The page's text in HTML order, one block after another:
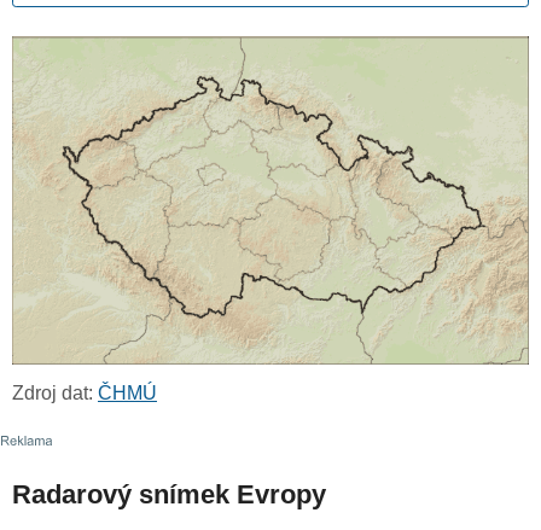
Zdroj dat: ČHMÚ
Radarový snímek Evropy